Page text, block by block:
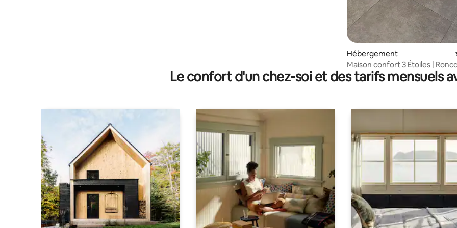
Hébergement
Maison confort 3 Étoiles |
Lille
Le confort d'un chez-soi et des tarifs mensuels